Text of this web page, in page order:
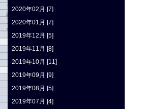
2020年02月 [7]
2020年01月 [7]
2019年12月 [5]
2019年11月 [8]
2019年10月 [11]
2019年09月 [9]
2019年08月 [5]
2019年07月 [4]